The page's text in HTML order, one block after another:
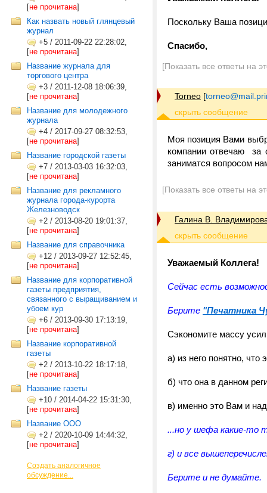
[не прочитана]
Как назвать новый глянцевый
журнал
+5 / 2011-09-22 22:28:02,
[не прочитана]
Название журнала для
торгового центра
+3 / 2011-12-08 18:06:39,
[не прочитана]
Название для молодежного
журнала
+4 / 2017-09-27 08:32:53,
[не прочитана]
Название городской газеты
+7 / 2013-03-03 16:32:03,
[не прочитана]
Название для рекламного
журнала города-курорта
Железноводск
+2 / 2013-08-20 19:01:37,
[не прочитана]
Название для справочника
+12 / 2013-09-27 12:52:45,
[не прочитана]
Название для корпоративной
газеты предприятия,
связанного с выращиванием и
убоем кур
+6 / 2013-09-30 17:13:19,
[не прочитана]
Название корпоративной
газеты
+2 / 2013-10-22 18:17:18,
[не прочитана]
Название газеты
+10 / 2014-04-22 15:31:30,
[не прочитана]
Название ООО
+2 / 2020-10-09 14:44:32,
[не прочитана]
Создать аналогичное
обсуждение...
Поскольку Ваша
Спасибо,
[Показать все ответы на
Torneo [
Моя позиция Вами
компании отвечаю за
заниматся вопросом
[Показать все ответы на
Галина В.
Уважаемый Коллега!
Сейчас есть
Берите "Печатника
Сэкономите массу
а) из него понятно, что
б) что она в данном
в) именно это Вам и
...но у шефа какие-то
г) и все
Берите и не думайте.